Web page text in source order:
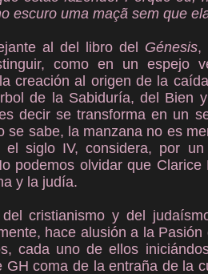
escuro uma maçã sem que
al del libro del Génesis,
como en un espejo
creación al origen de la
de la Sabiduría, del Bien
decir se transforma en un
sabe, la manzana no es
siglo IV, considera, por
podemos olvidar que Clarice
y la judía.
cristianismo y del
hace alusión a la Pasión
cada uno de ellos
coma de la entraña de la